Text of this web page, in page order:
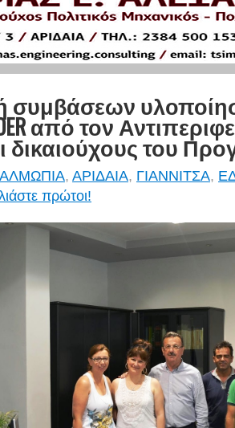
από τον
δικαιούχους του
ΑΛΜΩΠΙΑ, ΑΡΙΔΑΙΑ, ΓΙΑΝΝΙΤΣΑ,
πρώτοι!